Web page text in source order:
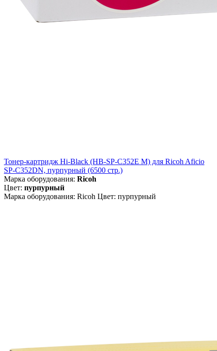
Тонер-картридж Hi-Black (HB-SP-C352E M) для Ricoh Aficio
SP-C352DN, пурпурный (6500 стр.)
Марка оборудования: Ricoh
Цвет: пурпурный
Марка оборудования: Ricoh Цвет: пурпурный